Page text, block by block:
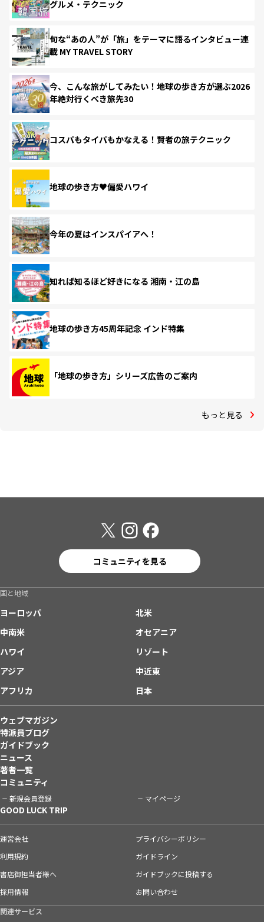
グルメ・テクニック
旬な“あの人”が「旅」をテーマに語るインタビュー連
載 MY TRAVEL STORY
今、こんな旅がしてみたい！地球の歩き方が選ぶ2026
年絶対行くべき旅先30
コスパもタイパもかなえる！賢者の旅テクニック
地球の歩き方♥偏愛ハワイ
今年の夏はインスパイアへ！
知れば知るほど好きになる 湘南・江の島
地球の歩き方45周年記念 インド特集
「地球の歩き方」シリーズ広告のご案内
もっと見る
コミュニティを見る
国と地域
ヨーロッパ
北米
中南米
オセアニア
ハワイ
リゾート
アジア
中近東
アフリカ
日本
ウェブマガジン
特派員ブログ
ガイドブック
ニュース
著者一覧
コミュニティ
新規会員登録 マイページ
GOOD LUCK TRIP
運営会社
プライバシーポリシー
利用規約
ガイドライン
書店御担当者様へ
ガイドブックに投稿する
採用情報
お問い合わせ
関連サービス